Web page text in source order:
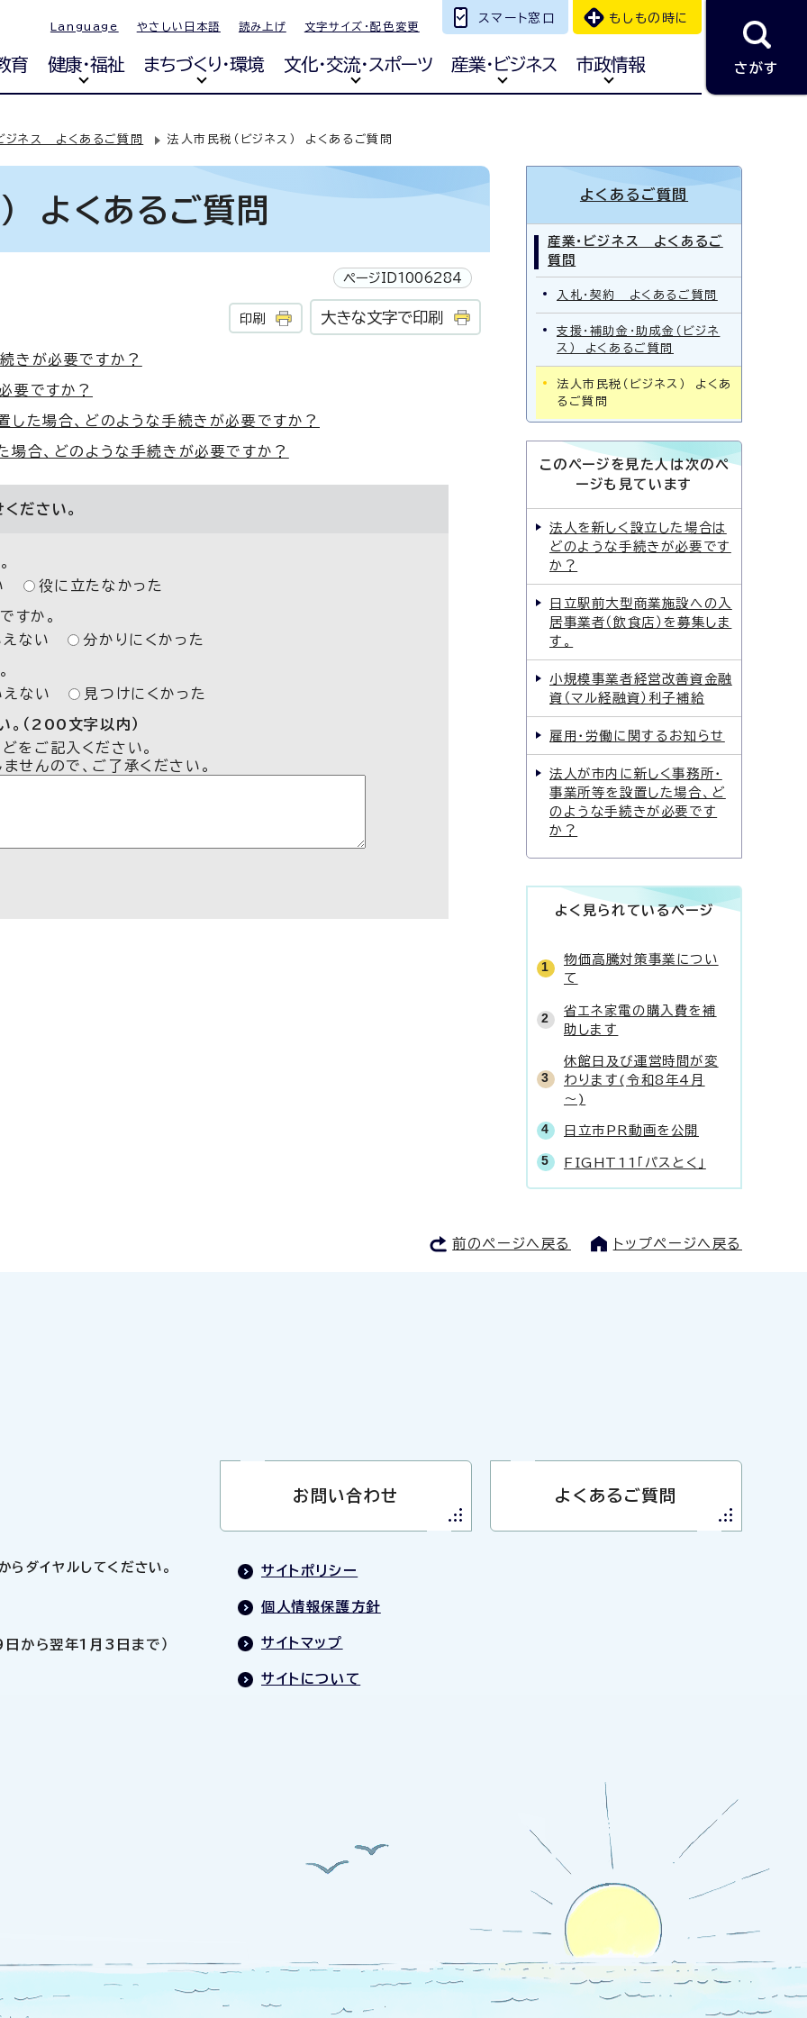
Language やさしい日本語 読み上げ 文字サイズ・配色変更
スマート窓口 もしもの時に
育 健康・福祉 まちづくり・環境 文化・交流・スポーツ 産業・ビジネス 市政情報 さがす
ジネス よくあるご質問 法人市民税（ビジネス） よくあるご質問
よくあるご質問
ページID1006284
印刷 大きな文字で印刷
きが必要ですか？
要ですか？
した場合、どのような手続きが必要ですか？
場合、どのような手続きが必要ですか？
ださい。
役に立たなかった
すか。
ない
分かりにくかった
えない
見つけにくかった
。（200文字以内）
をご記入ください。
せんので、ご了承ください。
よくあるご質問
産業・ビジネス よくあるご
質問
入札・契約 よくあるご質問
支援・補助金・助成金（ビジネ
ス） よくあるご質問
法人市民税（ビジネス） よくあ
るご質問
このページを見た人は次のペ
ージも見ています
法人を新しく設立した場合は
どのような手続きが必要です
か？
日立駅前大型商業施設への入
居事業者（飲食店）を募集しま
す。
小規模事業者経営改善資金融
資（マル経融資）利子補給
雇用・労働に関するお知らせ
法人が市内に新しく事務所・
事業所等を設置した場合、ど
のような手続きが必要です
か？
よく見られているページ
物価高騰対策事業につい
て
省エネ家電の購入費を補
助します
休館日及び運営時間が変
わります(令和8年4月
～)
日立市PR動画を公開
FIGHT11「パスとく」
前のページへ戻る トップページへ戻る
イヤルしてください。
日から翌年1月3日まで）
お問い合わせ よくあるご質問
サイトポリシー
個人情報保護方針
サイトマップ
サイトについて